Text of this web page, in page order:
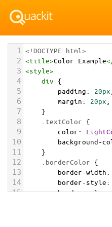
1 <!DOCTYPE html>
2 <title>Color Example
3 <style>
4 div {
5 padding: 20px
6 margin: 20px;
7 }
8 .textColor {
9 color:
10 background-
11 }
12 .borderColor {
13 border-width:
14 border-style:
15 border-color